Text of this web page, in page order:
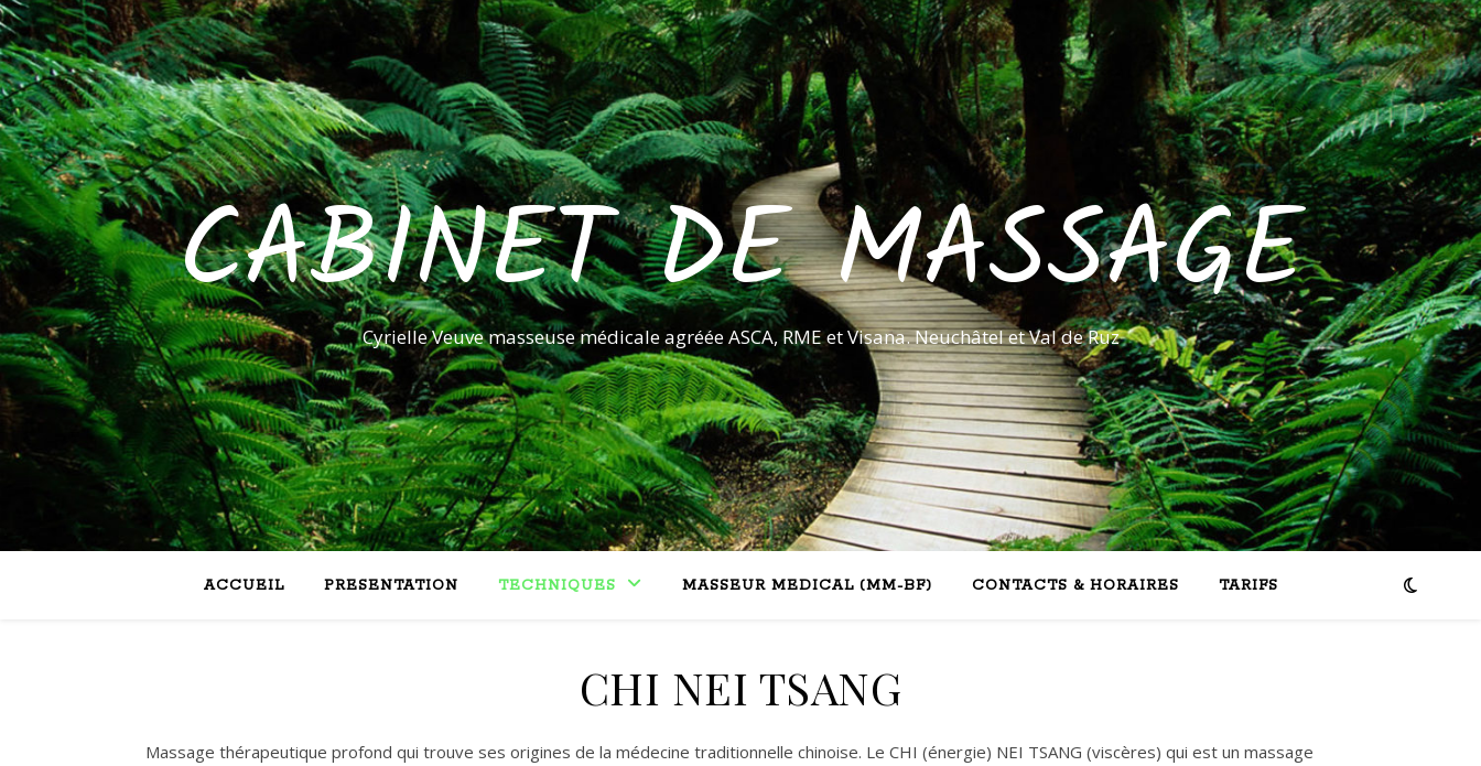
CABINET DE MASSAGE
Cyrielle Veuve masseuse médicale agréée ASCA, RME et Visana. Neuchâtel et Val de Ruz
ACCUEIL PRESENTATION TECHNIQUES MASSEUR MEDICAL (MM-BF) CONTACTS & HORAIRES TARIFS
CHI NEI TSANG
Massage thérapeutique profond qui trouve ses origines de la médecine traditionnelle chinoise. Le CHI (énergie) NEI TSANG (viscères) qui est un massage